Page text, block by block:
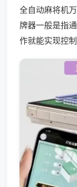
全自动麻将机
牌器一般是指
作就能实现控